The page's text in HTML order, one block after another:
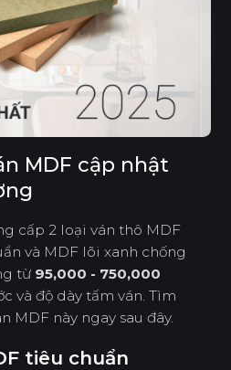
MDF cập nhật
cấp 2 loại ván thô MDF
và MDF lõi xanh chống
từ 95,000 - 750,000
và độ dày tấm ván. Tìm
MDF này ngay sau đây.
tiêu chuẩn